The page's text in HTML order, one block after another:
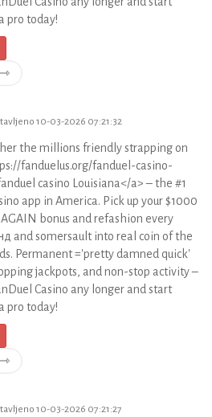
pro today!
⇾
10-03-2026 07:21:32
the millions friendly strapping on
fanduelus.org/fanduel-casino-
casino Louisiana</a> – the #1
app in America. Pick up your $1000
AGAIN bonus and refashion every
and somersault into real coin of the
Permanent ='pretty damned quick'
jackpots, and non-stop activity –
Casino any longer and start
pro today!
⇾
10-03-2026 07:21:27